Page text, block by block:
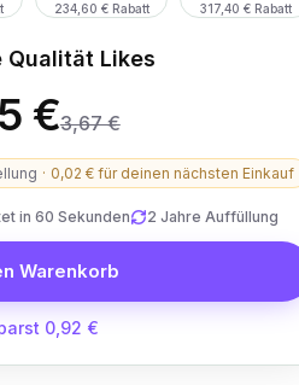
234,60 € Rabatt 317,40 € Rabatt
Qualität Likes
€3,67 €
· 0,02 €für deinen nächsten Einkauf
in 60 Sekunden 2 Jahre Auffüllung
Warenkorb
0,92 €